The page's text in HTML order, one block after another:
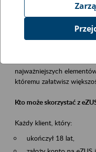
Opis wydarzenia
Platforma Usług
najważniejszych
któremu załatwisz
Kto może skorzystać z
Każdy klient, który:
ukończył 18 lat,